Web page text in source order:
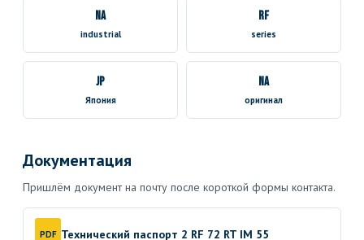
NA
industrial
RF
series
JP
Япония
NA
оригинал
Документация
Пришлём документ на почту после короткой формы контакта.
PDF Технический паспорт 2 RF 72 RT IM 55